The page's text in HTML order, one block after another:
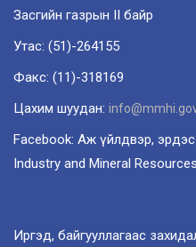
Засгийн газрын II байр
Утас: (51)-264155
Факс: (11)-318169
Цахим шуудан:
Facebook: Аж үйлдвэр,
Industry and Mineral
Иргэд, байгууллагаас